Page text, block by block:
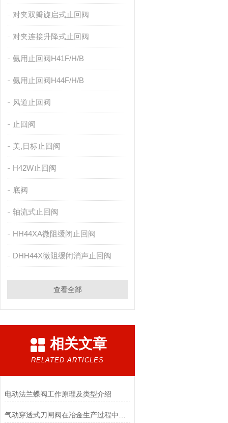
对夹双瓣旋启式止回阀
对夹连接升降式止回阀
氨用止回阀H41F/H/B
氨用止回阀H44F/H/B
风道止回阀
止回阀
美,日标止回阀
H42W止回阀
底阀
轴流式止回阀
HH44XA微阻缓闭止回阀
DHH44X微阻缓闭消声止回阀
查看全部
相关文章
RELATED ARTICLES
电动法兰蝶阀工作原理及类型介绍